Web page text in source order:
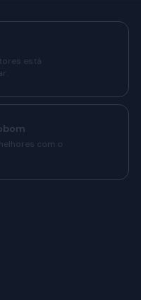
está
com o